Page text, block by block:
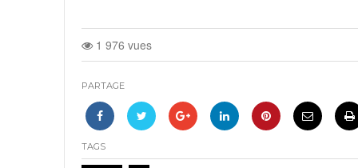
1 976 vues
PARTAGE
TAGS